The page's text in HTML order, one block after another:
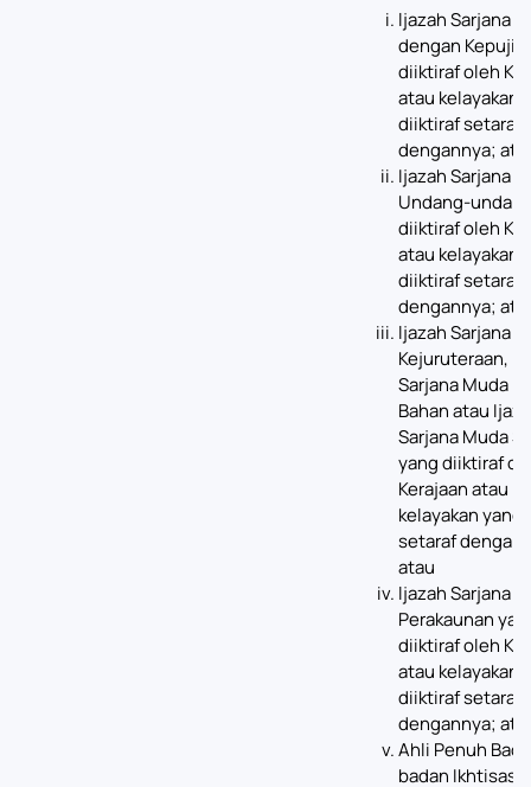
ljazah Sarjana
dengan
diiktiraf oleh
atau kelayakan
diiktiraf setaraf
dengannya;
Ijazah Sarjana
Undang-
diiktiraf oleh
atau kelayakan
diiktiraf setaraf
dengannya;
ljazah Sarjana
Kejuruteraan,
Sarjana Muda
Bahan atau
Sarjana Muda
yang diiktiraf
Kerajaan atau
kelayakan yang
setaraf
atau
ljazah Sarjana
Perakaunan
diiktiraf oleh
atau kelayakan
diiktiraf setaraf
dengannya;
Ahli Penuh
badan Ikhtisas